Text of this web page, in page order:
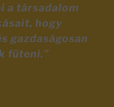
a társadalom
hogy
gazdaságosan
fűteni.”